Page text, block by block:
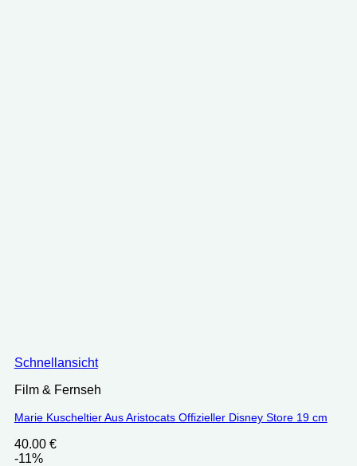
Schnellansicht
Film & Fernseh
Marie Kuscheltier Aus Aristocats Offizieller Disney Store 19 cm
40.00 €
-11%